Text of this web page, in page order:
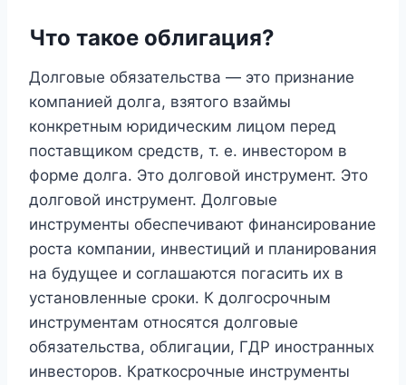
Что такое облигация?
Долговые обязательства — это признание
компанией долга, взятого взаймы
конкретным юридическим лицом перед
поставщиком средств, т. е. инвестором в
форме долга. Это долговой инструмент. Это
долговой инструмент. Долговые
инструменты обеспечивают финансирование
роста компании, инвестиций и планирования
на будущее и соглашаются погасить их в
установленные сроки. К долгосрочным
инструментам относятся долговые
обязательства, облигации, ГДР иностранных
инвесторов. Краткосрочные инструменты